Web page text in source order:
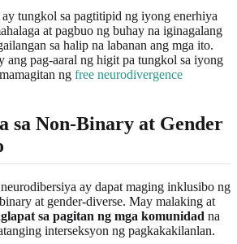
tungkol sa pagtitipid ng iyong enerhiya
at pagbuo ng buhay na iginagalang
sa halip na labanan ang mga ito.
ang pag-aaral ng higit pa tungkol sa iyong
ng free neurodivergence
sa Non-Binary at Gender
ay dapat maging inklusibo ng
at gender-diverse. May malaking at
sa pagitan ng mga komunidad na
interseksyon ng pagkakakilanlan.